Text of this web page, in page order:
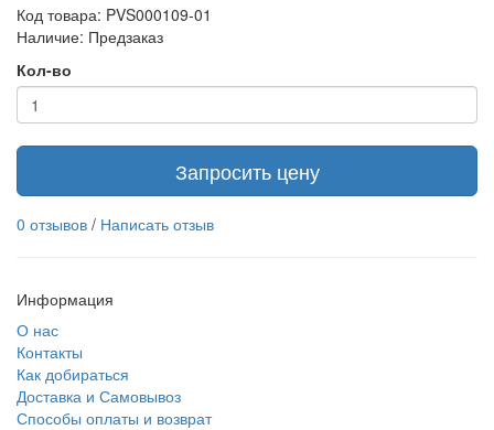
Код товара: PVS000109-01
Наличие: Предзаказ
Кол-во
Запросить цену
0 отзывов / Написать отзыв
Информация
О нас
Контакты
Как добираться
Доставка и Самовывоз
Способы оплаты и возврат